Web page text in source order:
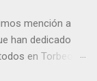
mención a
han dedicado
en Torbeo